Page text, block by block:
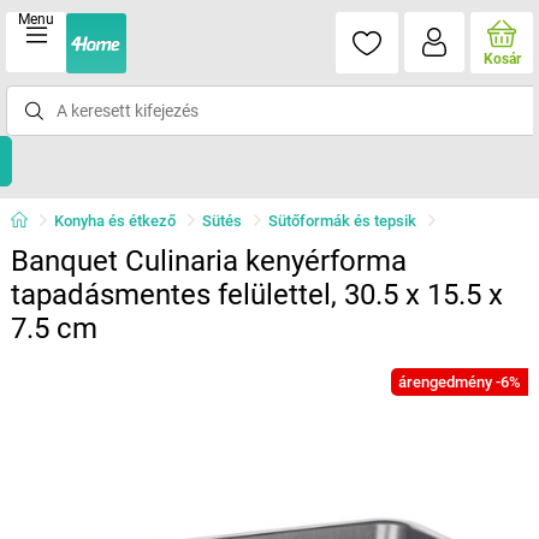
Menu
Kosár
Konyha és étkező Sütés Sütőformák és tepsik
Banquet Culinaria kenyérforma
tapadásmentes felülettel, 30.5 x 15.5 x
7.5 cm
árengedmény -6%